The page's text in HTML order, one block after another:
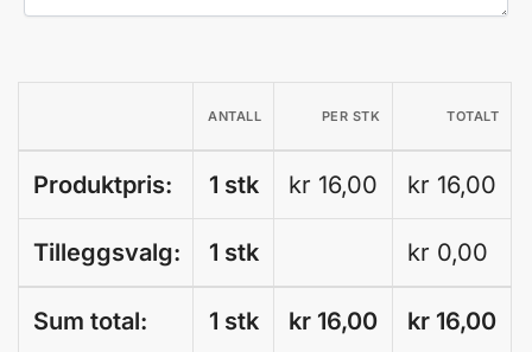
ANTALL PER STK TOTALT
Produktpris: 1 stk kr 16,00 kr 16,00
Tilleggsvalg: 1 stk kr 0,00
Sum total: 1 stk kr 16,00 kr 16,00